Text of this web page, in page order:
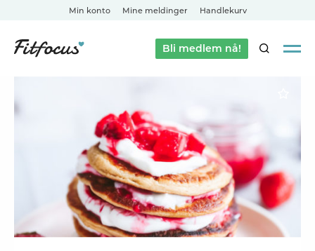
Min konto Mine meldinger Handlekurv
Bli medlem nå!SØK